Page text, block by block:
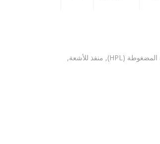
سطح السرير مكون من 4 أجزاء, مصنوع من شرائح البلاستيك المضغوطة (HPL), منفذ للأشعة,